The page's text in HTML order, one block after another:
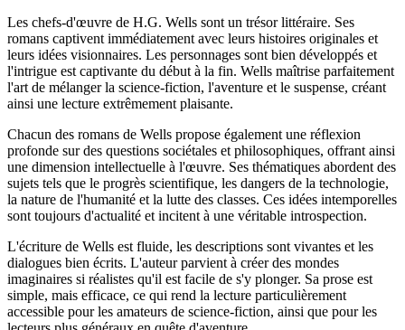
Les chefs-d'œuvre de H.G. Wells sont un trésor littéraire. Ses
romans captivent immédiatement avec leurs histoires originales et
leurs idées visionnaires. Les personnages sont bien développés et
l'intrigue est captivante du début à la fin. Wells maîtrise parfaitement
l'art de mélanger la science-fiction, l'aventure et le suspense, créant
ainsi une lecture extrêmement plaisante.
Chacun des romans de Wells propose également une réflexion
profonde sur des questions sociétales et philosophiques, offrant ainsi
une dimension intellectuelle à l'œuvre. Ses thématiques abordent des
sujets tels que le progrès scientifique, les dangers de la technologie,
la nature de l'humanité et la lutte des classes. Ces idées intemporelles
sont toujours d'actualité et incitent à une véritable introspection.
L'écriture de Wells est fluide, les descriptions sont vivantes et les
dialogues bien écrits. L'auteur parvient à créer des mondes
imaginaires si réalistes qu'il est facile de s'y plonger. Sa prose est
simple, mais efficace, ce qui rend la lecture particulièrement
accessible pour les amateurs de science-fiction, ainsi que pour les